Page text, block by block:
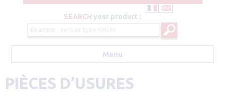
SEARCH your product :
Menu
PIÈCES D’USURES